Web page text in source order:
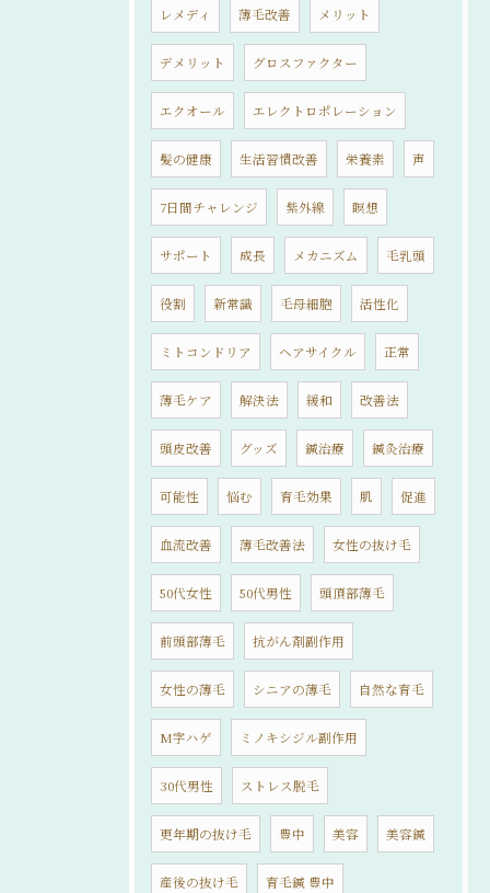
レメディ 薄毛改善 メリット
デメリット グロスファクター
エクオール エレクトロポレーション
髪の健康 生活習慣改善 栄養素 声
7日間チャレンジ 紫外線 瞑想
サポート 成長 メカニズム 毛乳頭
役割 新常識 毛母細胞 活性化
ミトコンドリア ヘアサイクル 正常
薄毛ケア 解決法 緩和 改善法
頭皮改善 グッズ 鍼治療 鍼灸治療
可能性 悩む 育毛効果 肌 促進
血流改善 薄毛改善法 女性の抜け毛
50代女性 50代男性 頭頂部薄毛
前頭部薄毛 抗がん剤副作用
女性の薄毛 シニアの薄毛 自然な育毛
M字ハゲ ミノキシジル副作用
30代男性 ストレス脱毛
更年期の抜け毛 豊中 美容 美容鍼
産後の抜け毛 育毛鍼 豊中